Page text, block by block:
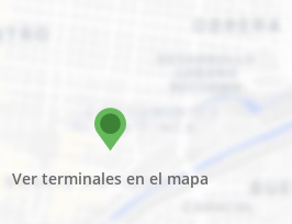
Ver terminales en el mapa